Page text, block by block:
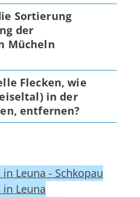
Sortierung
der
Mücheln
Flecken, wie
in der
entfernen?
Leuna - Schkopau
Leuna